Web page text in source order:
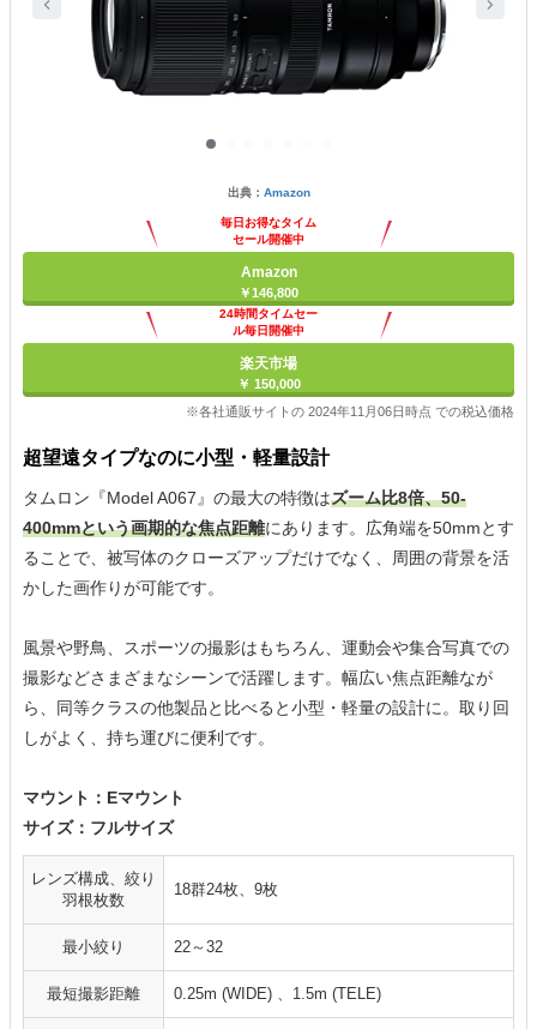
出典： Amazon
毎日お得なタイム
セール開催中
Amazon
￥146,800
24時間タイムセー
ル毎日開催中
楽天市場
￥ 150,000
※各社通販サイトの 2024年11月06日時点 での税込価格
超望遠タイプなのに小型・軽量設計
タムロン『Model A067』の最大の特徴はズーム比8倍、50-
400mmという画期的な焦点距離にあります。広角端を50mmとす
ることで、被写体のクローズアップだけでなく、周囲の背景を活
かした画作りが可能です。
風景や野鳥、スポーツの撮影はもちろん、運動会や集合写真での
撮影などさまざまなシーンで活躍します。幅広い焦点距離なが
ら、同等クラスの他製品と比べると小型・軽量の設計に。取り回
しがよく、持ち運びに便利です。
マウント：Eマウント
サイズ：フルサイズ
レンズ構成、絞り
羽根枚数
18群24枚、9枚
最小絞り 22～32
最短撮影距離 0.25m (WIDE) 、1.5m (TELE)